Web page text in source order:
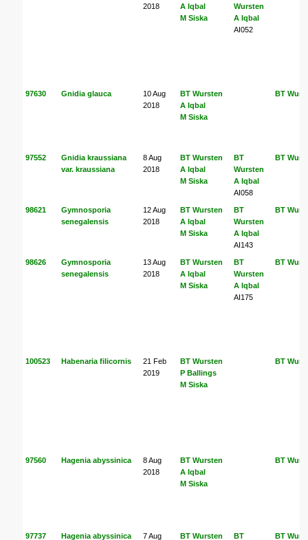
2018
A Iqbal
M Siska
Wursten
A Iqbal
AI052
97630 Gnidia glauca
10 Aug
2018
BT Wursten
A Iqbal
M Siska
BT
97552
Gnidia kraussiana
var. kraussiana
8 Aug
2018
BT Wursten
A Iqbal
M Siska
BT
Wursten
A Iqbal
AI058
BT
98621
Gymnosporia
senegalensis
12 Aug
2018
BT Wursten
A Iqbal
M Siska
BT
Wursten
A Iqbal
AI143
BT
98626
Gymnosporia
senegalensis
13 Aug
2018
BT Wursten
A Iqbal
M Siska
BT
Wursten
A Iqbal
AI175
BT
100523 Habenaria filicornis
21 Feb
2019
BT Wursten
P Ballings
M Siska
BT
97560 Hagenia abyssinica
8 Aug
2018
BT Wursten
A Iqbal
M Siska
BT
97737 Hagenia abyssinica
7 Aug
BT Wursten
BT
BT